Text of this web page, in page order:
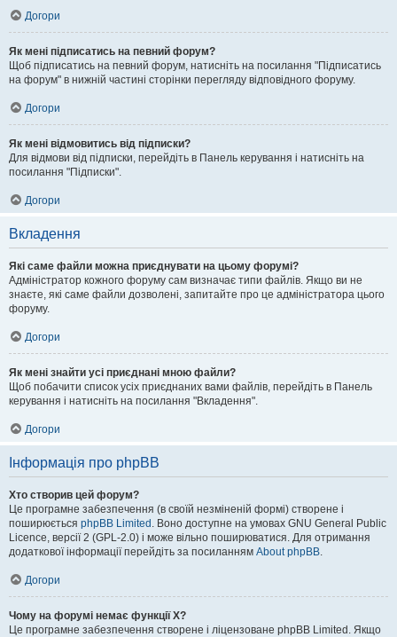
Догори
Як мені підписатись на певний форум?
Щоб підписатись на певний форум, натисніть на посилання "Підписатись
на форум" в нижній частині сторінки перегляду відповідного форуму.
Догори
Як мені відмовитись від підписки?
Для відмови від підписки, перейдіть в Панель керування і натисніть на
посилання "Підписки".
Догори
Вкладення
Які саме файли можна приєднувати на цьому форумі?
Адміністратор кожного форуму сам визначає типи файлів. Якщо ви не
знаєте, які саме файли дозволені, запитайте про це адміністратора цього
форуму.
Догори
Як мені знайти усі приєднані мною файли?
Щоб побачити список усіх приєднаних вами файлів, перейдіть в Панель
керування і натисніть на посилання "Вкладення".
Догори
Інформація про phpBB
Хто створив цей форум?
Це програмне забезпечення (в своїй незміненій формі) створене і
поширюється phpBB Limited . Воно доступне на умовах GNU General Public
Licence, версії 2 (GPL-2.0) і може вільно поширюватися. Для отримання
додаткової інформації перейдіть за посиланням About phpBB.
Догори
Чому на форумі немає функції X?
Це програмне забезпечення створене і ліцензоване phpBB Limited. Якщо